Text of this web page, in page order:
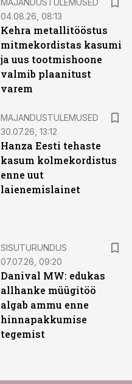
MAJANDUSTULEMUSED
04.08.26, 08:13
Kehra metallitööstus
mitmekordistas kasumi
ja uus tootmishoone
valmib plaanitust
varem
MAJANDUSTULEMUSED
30.07.26, 13:12
Hanza Eesti tehaste
kasum kolmekordistus
enne uut
laienemislainet
SISUTURUNDUS
07.07.26, 09:20
Danival MW: edukas
allhanke müügitöö
algab ammu enne
hinnapakkumise
tegemist